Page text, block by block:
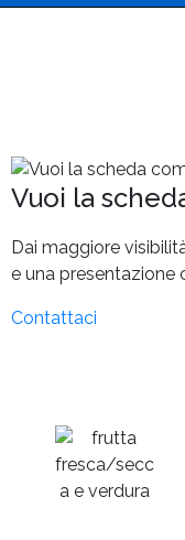
Vuoi la
Dai maggiore
e una presentazione
Contattaci